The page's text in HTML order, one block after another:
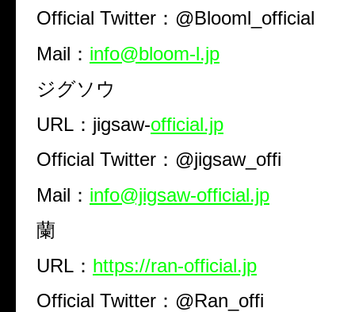
Official Twitter：@Blooml_official
Mail： info@bloom-l.jp
ジグソウ
URL：jigsaw-official.jp
Official Twitter：@jigsaw_offi
Mail： info@jigsaw-official.jp
蘭
URL： https://ran-official.jp
Official Twitter：@Ran_offi